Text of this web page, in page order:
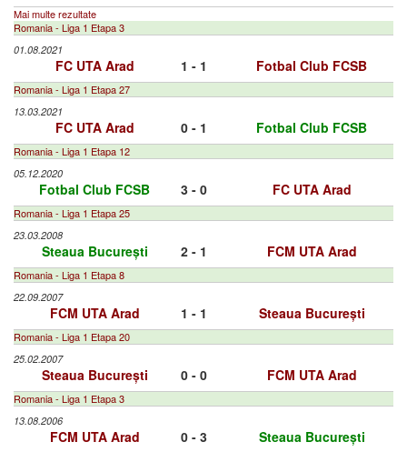
Mai multe rezultate
Romania - Liga 1 Etapa 3
01.08.2021
FC UTA Arad 1 - 1 Fotbal Club FCSB
Romania - Liga 1 Etapa 27
13.03.2021
FC UTA Arad 0 - 1 Fotbal Club FCSB
Romania - Liga 1 Etapa 12
05.12.2020
Fotbal Club FCSB 3 - 0 FC UTA Arad
Romania - Liga 1 Etapa 25
23.03.2008
Steaua București 2 - 1 FCM UTA Arad
Romania - Liga 1 Etapa 8
22.09.2007
FCM UTA Arad 1 - 1 Steaua București
Romania - Liga 1 Etapa 20
25.02.2007
Steaua București 0 - 0 FCM UTA Arad
Romania - Liga 1 Etapa 3
13.08.2006
FCM UTA Arad 0 - 3 Steaua București